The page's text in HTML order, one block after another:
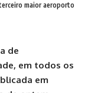
maior aeroporto
de
em todos os
em